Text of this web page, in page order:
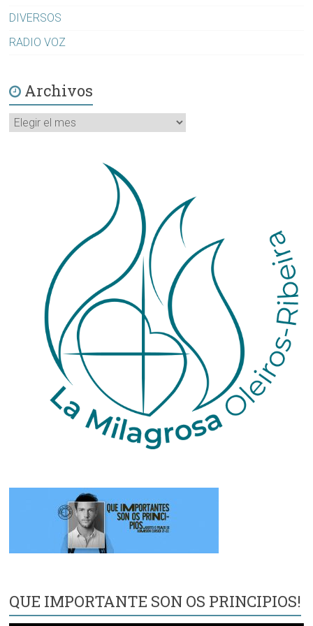
DIVERSOS
RADIO VOZ
Archivos
Archivos
QUE IMPORTANTE SON OS PRINCIPIOS!